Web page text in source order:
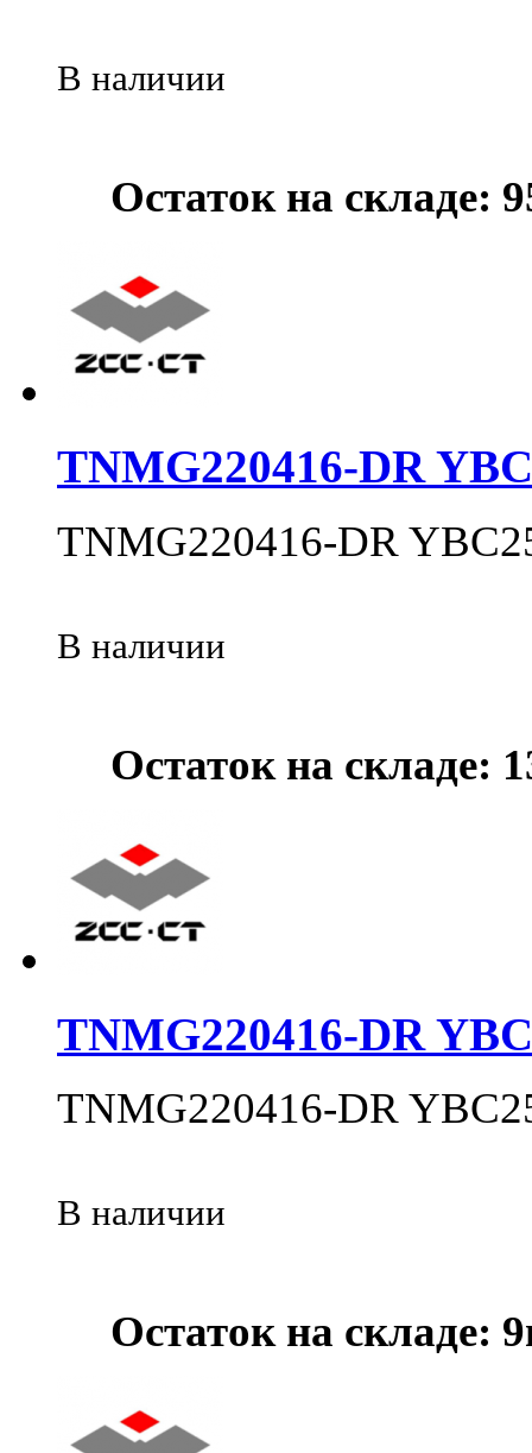
В наличии
Остаток на складе:
TNMG220416-DR
TNMG220416-DR
В наличии
Остаток на складе:
TNMG220416-DR
TNMG220416-DR
В наличии
Остаток на складе: